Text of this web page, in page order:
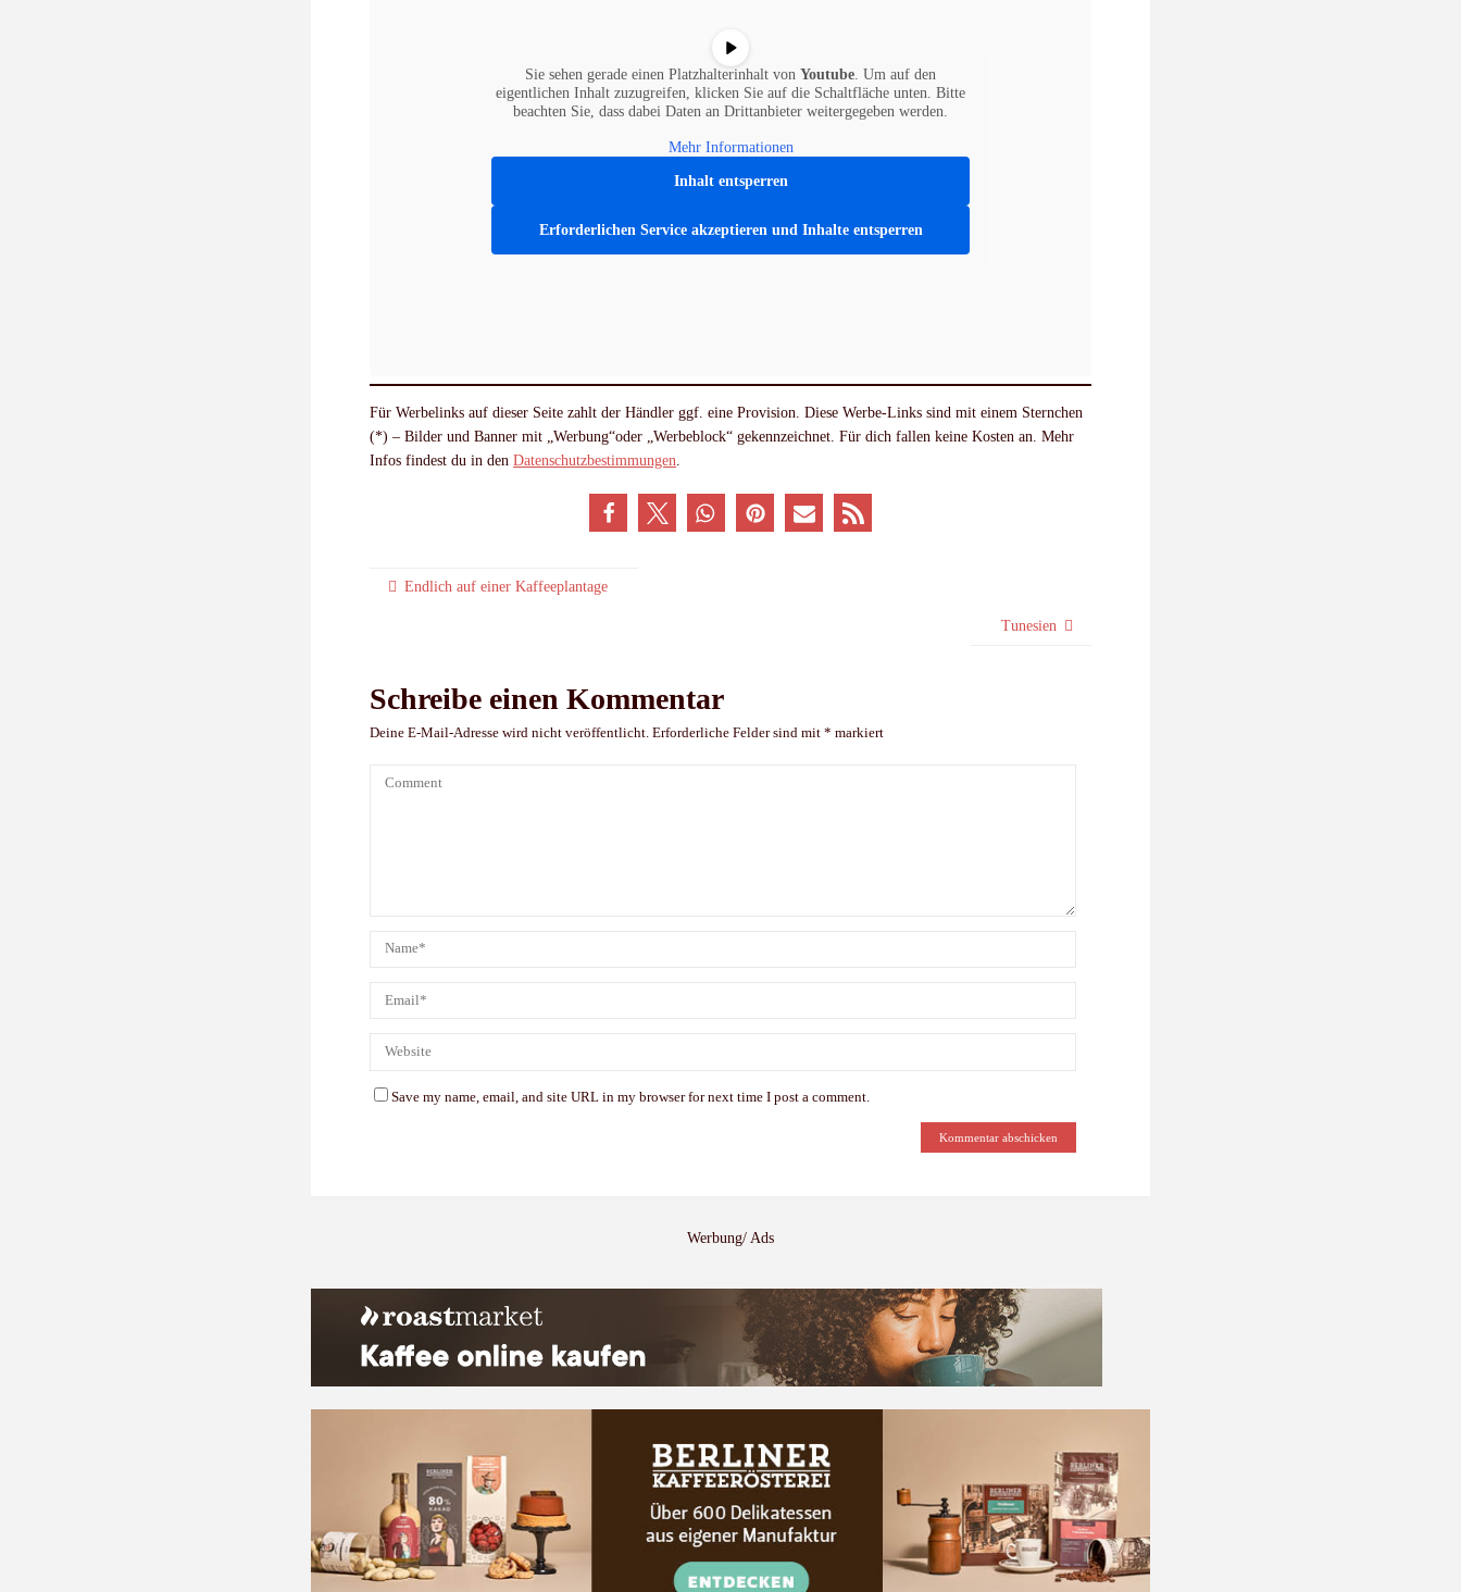
Sie sehen gerade einen Platzhalterinhalt von Youtube. Um auf den
eigentlichen Inhalt zuzugreifen, klicken Sie auf die Schaltfläche unten. Bitte
beachten Sie, dass dabei Daten an Drittanbieter weitergegeben werden.
Mehr Informationen
Inhalt entsperren
Erforderlichen Service akzeptieren und Inhalte entsperren
Für Werbelinks auf dieser Seite zahlt der Händler ggf. eine Provision. Diese Werbe-Links sind mit einem Sternchen
(*) – Bilder und Banner mit „Werbung“oder „Werbeblock“ gekennzeichnet. Für dich fallen keine Kosten an. Mehr
Infos findest du in denDatenschutzbestimmungen.
Endlich auf einer Kaffeeplantage
Tunesien
Schreibe einen Kommentar
Deine E-Mail-Adresse wird nicht veröffentlicht. Erforderliche Felder sind mit* markiert
Save my name, email, and site URL in my browser for next time I post a comment.
Werbung/ Ads